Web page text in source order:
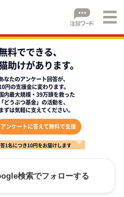
検索でフォローする